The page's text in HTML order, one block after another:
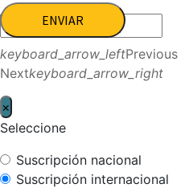
ENVIAR
keyboard_arrow_leftPrevious
Nextkeyboard_arrow_right
×
Seleccione
Suscripción nacional
Suscripción internacional